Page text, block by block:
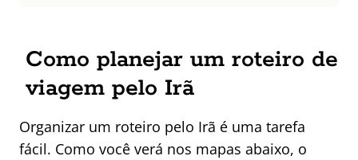
Como planejar um roteiro de
viagem pelo Irã
Organizar um roteiro pelo Irã é uma tarefa
fácil. Como você verá nos mapas abaixo, o